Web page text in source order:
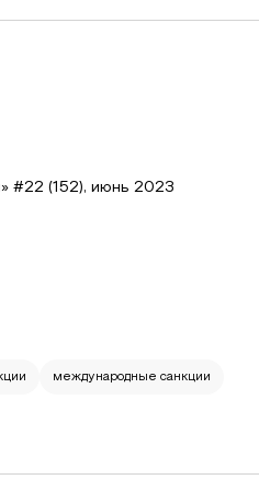
#22 (152), июнь 2023
международные санкции